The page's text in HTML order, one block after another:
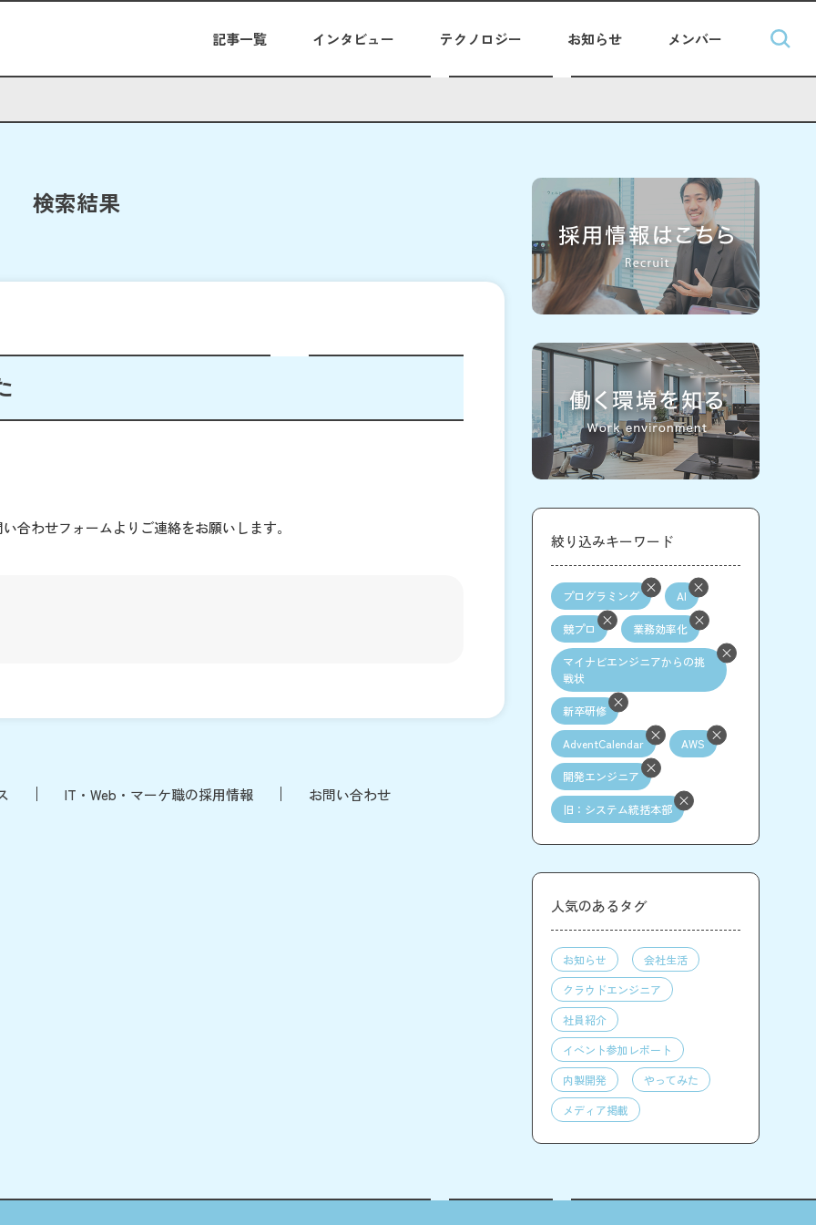
記事一覧 インタビュー テクノロジー お知らせ メンバー
検索結果
合わせフォームよりご連絡をお願いします。
IT・Web・マーケ職の採用情報 お問い合わせ
絞り込みキーワード
プログラミング AI
競プロ 業務効率化
マイナビエンジニアからの挑
戦状
新卒研修
AdventCalendar AWS
開発エンジニア
旧：システム統括本部
人気のあるタグ
お知らせ
会社生活
クラウドエンジニア
社員紹介
イベント参加レポート
内製開発
やってみた
メディア掲載